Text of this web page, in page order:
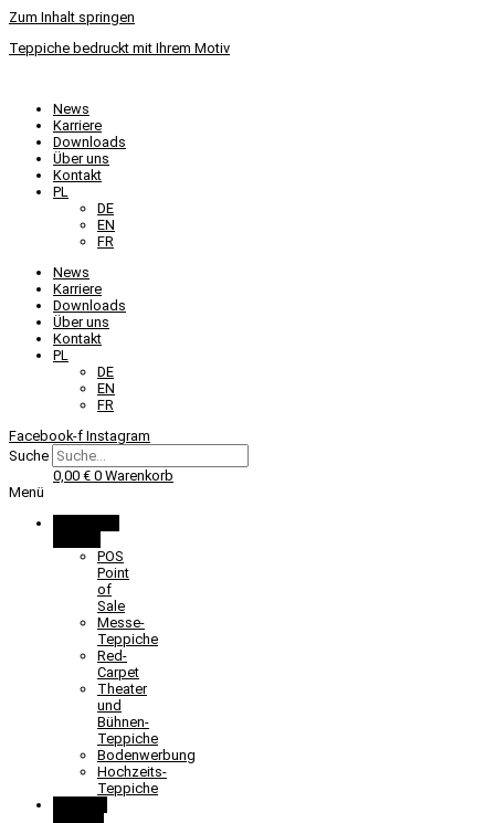
Zum Inhalt springen
Teppiche bedruckt mit Ihrem Motiv
News
Karriere
Downloads
Über uns
Kontakt
PL
DE
EN
FR
News
Karriere
Downloads
Über uns
Kontakt
PL
DE
EN
FR
Facebook-f Instagram
Suche
0,00 € 0 Warenkorb
Menü
POS
Point
of
Sale
Messe-
Teppiche
Red-
Carpet
Theater
und
Bühnen-
Teppiche
Bodenwerbung
Hochzeits-
Teppiche